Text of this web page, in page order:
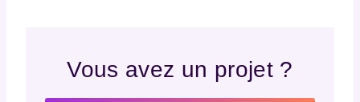
Vous avez un projet ?